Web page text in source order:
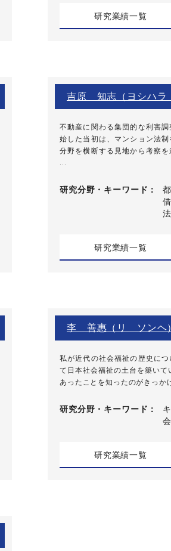
研究業績一覧
吉原 知志（ヨシハラ
不動産に関わる集団的な利害
始した当初は、マンション法
分野を横断する見地から考察
研究分野・ キーワード
法
研究業績一覧
李 善惠（リ ソンヘ
私が近代の社会福祉の歴史に
て日本社会福祉の土台を築い
あったことを知ったのがきっか
研究分野・ キーワード
研究業績一覧